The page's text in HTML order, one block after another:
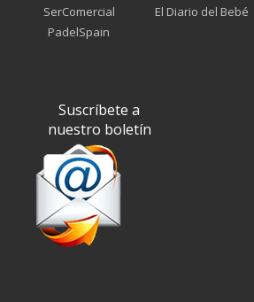
SerComercial
PadelSpain
El Diario del Bebé
Suscríbete a
nuestro boletín